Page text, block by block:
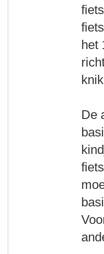
het
De